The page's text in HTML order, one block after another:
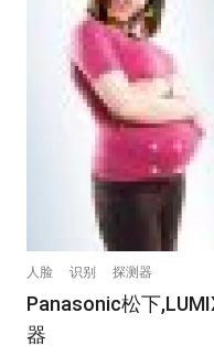
人脸 识别 探测器
Panasonic松下
器